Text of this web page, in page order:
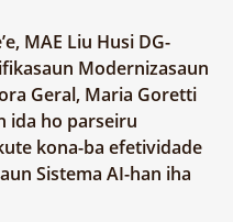
MAE Liu Husi DG-
Modernizasaun
Geral, Maria Goretti
ida ho parseiru
kona-ba efetividade
Sistema AI-han iha